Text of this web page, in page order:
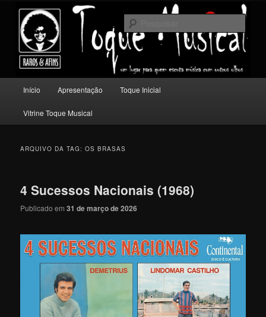
conteúdo
principal
conteúdo
secundário
Toque Musical
Um lugar para quem escuta música com outros olhos.
principal
Início Apresentação Toque Inicial
Vitrine Toque Musical
ARQUIVO DA TAG:OS BRASAS
4 Sucessos Nacionais (1968)
Publicado em31 de março de 2026